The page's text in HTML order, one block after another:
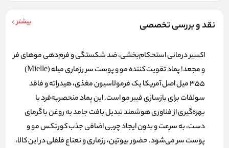
نقد و بررسی تخصصی بیشتر
اکسیر درمانی استحکام‌بخشی، ضد شکستگی و فرم‌دهی موهای فر
و مجعد!
پماد تقویت کننده مو و پوست سر رزماری میله (Mielle)
۳۵۵ میل اصل آمریکا یک فرمولاسیون مغذی، هیدراته و فاقد
سولفات برای بازسازی فیبر مو است. این پماد منحصربه‌فرد با
بهره‌گیری از فناوری هوشمند تبدیل بافت جامد به روغن با گرمای
دست، به سرعت و بدون ایجاد چربی اضافی جذب کورتکس مو و
پوست سر می‌شود. حضور بیوتین، رزماری و نعناع فلفلی در این کالا،